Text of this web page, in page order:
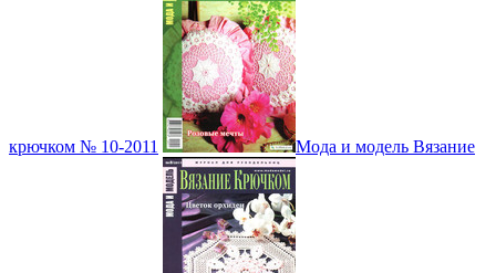
крючком № 10-2011 Мода и модель Вязание